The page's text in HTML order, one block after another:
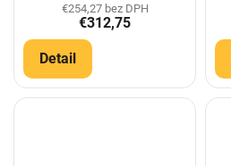
€254,27 bez DPH
€312,75
Detail